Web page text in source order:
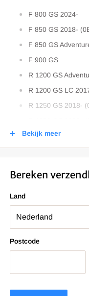
F 800 GS 2024-
F 850 GS 2018-
F 850 GS
F 900 GS
R 1200 GS
R 1200 GS LC
R 1250 GS 2018-
R 1250 GS
Bekijk meer
Bereken
Land
Postcode